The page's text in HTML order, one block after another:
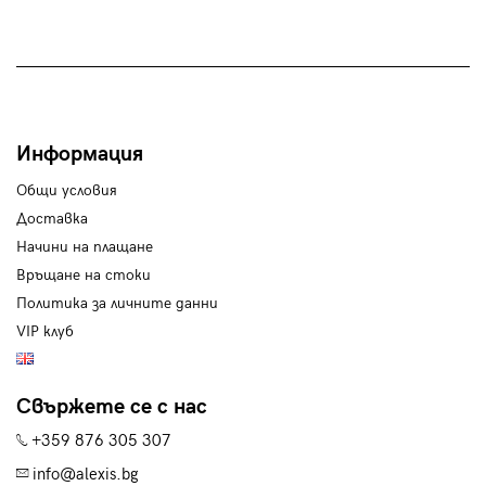
Информация
Общи условия
Доставка
Начини на плащане
Връщане на стоки
Политика за личните данни
VIP клуб
Свържете се с нас
+359 876 305 307
info@alexis.bg